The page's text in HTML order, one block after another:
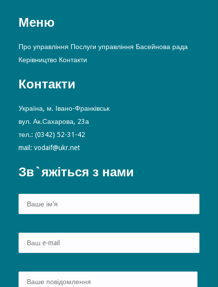
Меню
Про управління Послуги управління Басейнова рада
Керівництво Контакти
Контакти
Україна, м. Івано-Франківськ
вул. Ак.Сахарова, 23а
тел.: (0342) 52-31-42
mail: vodaif@ukr.net
Зв`яжіться з нами